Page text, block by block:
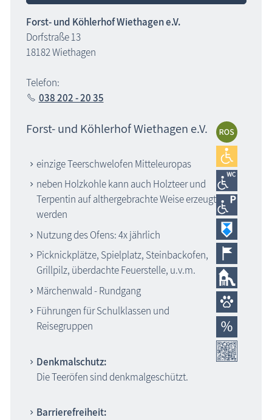
Forst- und Köhlerhof Wiethagen e.V.
Dorfstraße 13
18182 Wiethagen
Telefon:
038 202 - 20 35
Forst- und Köhlerhof Wiethagen e.V.
einzige Teerschwelofen Mitteleuropas
neben Holzkohle kann auch Holzteer und
Terpentin auf althergebrachte Weise erzeugt
werden
Nutzung des Ofens: 4x jährlich
Picknickplätze, Spielplatz, Steinbackofen,
Grillpilz, überdachte Feuerstelle, u.v.m.
Märchenwald - Rundgang
Führungen für Schulklassen und
Reisegruppen
Denkmalschutz:
Die Teeröfen sind denkmalgeschützt.
Barrierefreiheit: